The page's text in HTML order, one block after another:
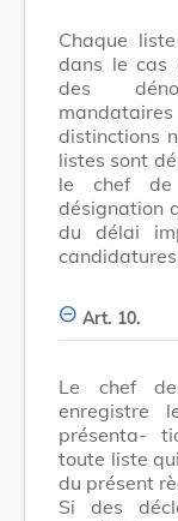
Chaque
dans le cas
des
distinctions
listes sont
le chef de
désignation
du délai
Art. 10.
Le chef
enregistre
présenta-
toute liste
du présent
Si des